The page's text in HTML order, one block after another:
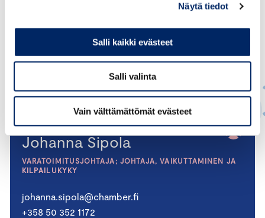
Näytä tiedot
Salli kaikki evästeet
Salli valinta
Vain välttämättömät evästeet
Johanna Sipola
VARATOIMITUSJOHTAJA; JOHTAJA, VAIKUTTAMINEN JA
KILPAILUKYKY
johanna.sipola@chamber.fi
+358 50 352 1172